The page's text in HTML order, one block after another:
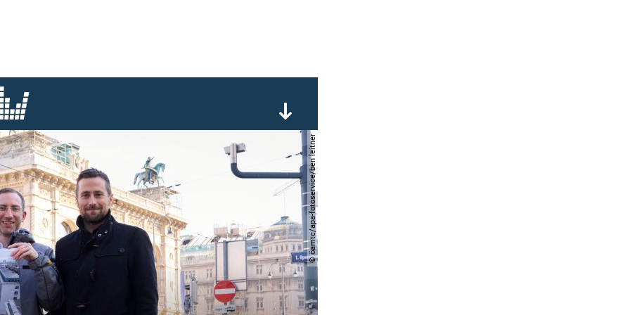
© öamtc/apa-fotoservice/ben leitner